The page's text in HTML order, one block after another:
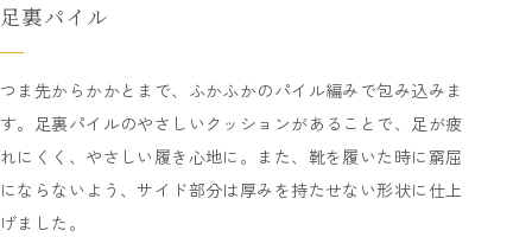
足裏パイル
つま先からかかとまで、ふかふかのパイル編みで包み込みま
す。足裏パイルのやさしいクッションがあることで、足が疲
れにくく、やさしい履き心地に。また、靴を履いた時に窮屈
にならないよう、サイド部分は厚みを持たせない形状に仕上
げました。